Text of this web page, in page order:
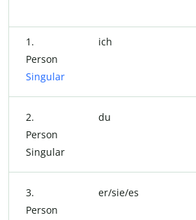
1.
Person
Singular
ich
2.
Person
Singular
du
3.
Person
er/sie/es